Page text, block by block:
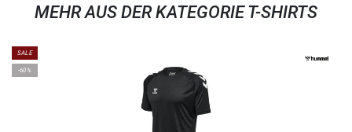
MEHR AUS DER KATEGORIE T-SHIRTS
SALE
-60%